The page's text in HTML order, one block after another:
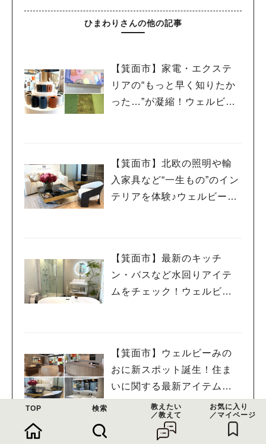
ひまわりさんの他の記事
【箕面市】家電・エクステ
リアの“もっと早く知りたか
った…”が凝縮！ウェルビー
【箕面市】北欧の照明や輸
入家具など“一生もの”のイン
テリアを体験♪ウェルビーみ
【箕面市】最新のキッチ
ン・バスなど水回りアイテ
ムをチェック！ウェルビー
【箕面市】ウェルビーみの
おに新スポット誕生！住ま
いに関する最新アイテムが
見て触れるHDC BOXに行っ
てみた＜PR＞
TOP 検索
教えたい
／教えて
お気に入り
／マイページ